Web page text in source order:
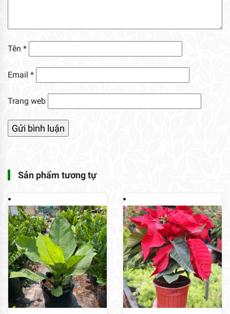
Tên *
Email *
Trang web
Sản phẩm tương tự